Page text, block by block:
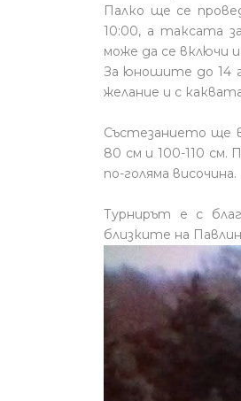
Палко ще се
10:00, а таксата
може да се включи
За юношите до 14
желание и с
Състезанието ще
80 см и 100-110
по-голяма височина.
Турнирът е с
близките на